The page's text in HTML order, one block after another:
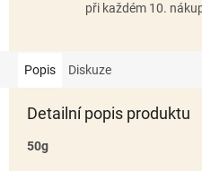
při každém 10.
Popis Diskuze
Detailní popis produktu
50g